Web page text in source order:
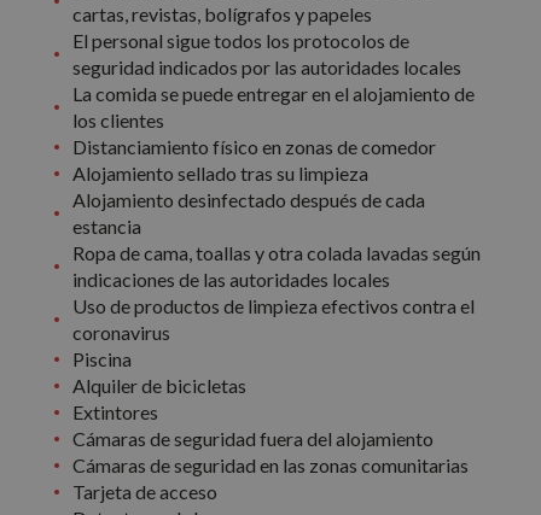
cartas, revistas, bolígrafos y papeles
El personal sigue todos los protocolos de
seguridad indicados por las autoridades locales
La comida se puede entregar en el alojamiento de
los clientes
Distanciamiento físico en zonas de comedor
Alojamiento sellado tras su limpieza
Alojamiento desinfectado después de cada
estancia
Ropa de cama, toallas y otra colada lavadas según
indicaciones de las autoridades locales
Uso de productos de limpieza efectivos contra el
coronavirus
Piscina
Alquiler de bicicletas
Extintores
Cámaras de seguridad fuera del alojamiento
Cámaras de seguridad en las zonas comunitarias
Tarjeta de acceso